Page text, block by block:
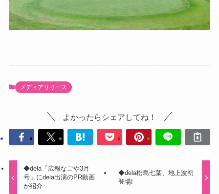
メディアリリース
よかったらシェアしてね！
◆dela「広報なごや3月
号」にdela出演のPR動画
が紹介
◆dela松島七葉、地上波初
登場!